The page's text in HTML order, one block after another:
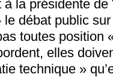
à la présidente
le débat public
toutes position
elles
technique »